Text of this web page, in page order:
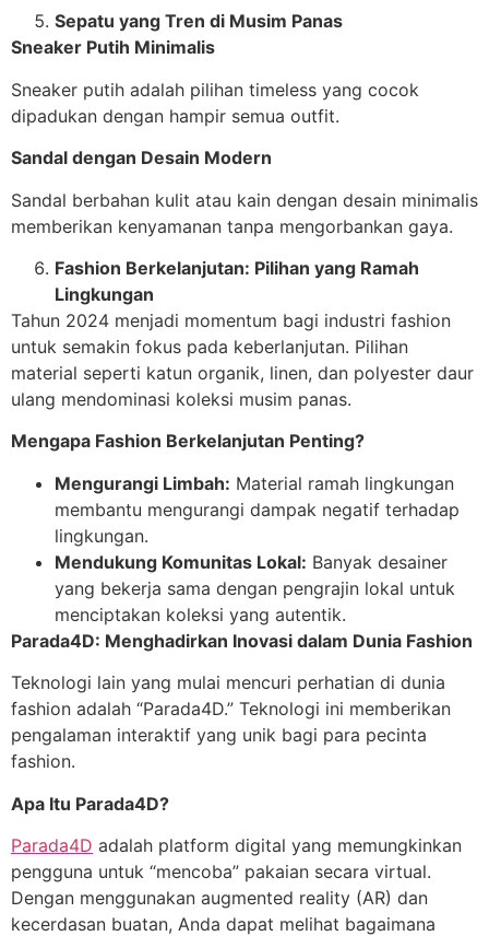
Sepatu yang Tren di Musim Panas
Sneaker Putih Minimalis
Sneaker putih adalah pilihan timeless yang cocok
dipadukan dengan hampir semua outfit.
Sandal dengan Desain Modern
Sandal berbahan kulit atau kain dengan desain minimalis
memberikan kenyamanan tanpa mengorbankan gaya.
Fashion Berkelanjutan: Pilihan yang Ramah
Lingkungan
Tahun 2024 menjadi momentum bagi industri fashion
untuk semakin fokus pada keberlanjutan. Pilihan
material seperti katun organik, linen, dan polyester daur
ulang mendominasi koleksi musim panas.
Mengapa Fashion Berkelanjutan Penting?
Mengurangi Limbah: Material ramah lingkungan
membantu mengurangi dampak negatif terhadap
lingkungan.
Mendukung Komunitas Lokal: Banyak desainer
yang bekerja sama dengan pengrajin lokal untuk
menciptakan koleksi yang autentik.
Parada4D: Menghadirkan Inovasi dalam Dunia Fashion
Teknologi lain yang mulai mencuri perhatian di dunia
fashion adalah “Parada4D.” Teknologi ini memberikan
pengalaman interaktif yang unik bagi para pecinta
fashion.
Apa Itu Parada4D?
Parada4D adalah platform digital yang memungkinkan
pengguna untuk “mencoba” pakaian secara virtual.
Dengan menggunakan augmented reality (AR) dan
kecerdasan buatan, Anda dapat melihat bagaimana